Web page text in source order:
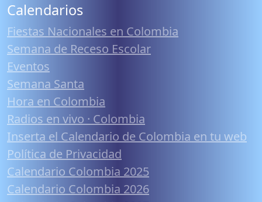
Calendarios
Fiestas Nacionales en Colombia
Semana de Receso Escolar
Eventos
Semana Santa
Hora en Colombia
Radios en vivo · Colombia
Inserta el Calendario de Colombia en tu web
Política de Privacidad
Calendario Colombia 2025
Calendario Colombia 2026